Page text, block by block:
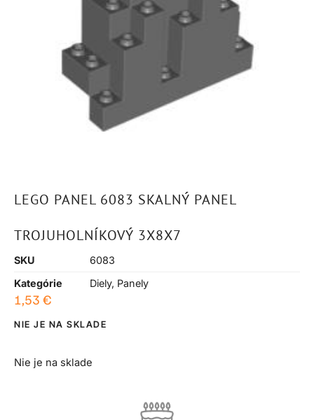
LEGO PANEL 6083 SKALNÝ PANEL
TROJUHOLNÍKOVÝ 3X8X7
SKU
6083
Kategórie
Diely, Panely
1,53 €
NIE JE NA SKLADE
Nie je na sklade